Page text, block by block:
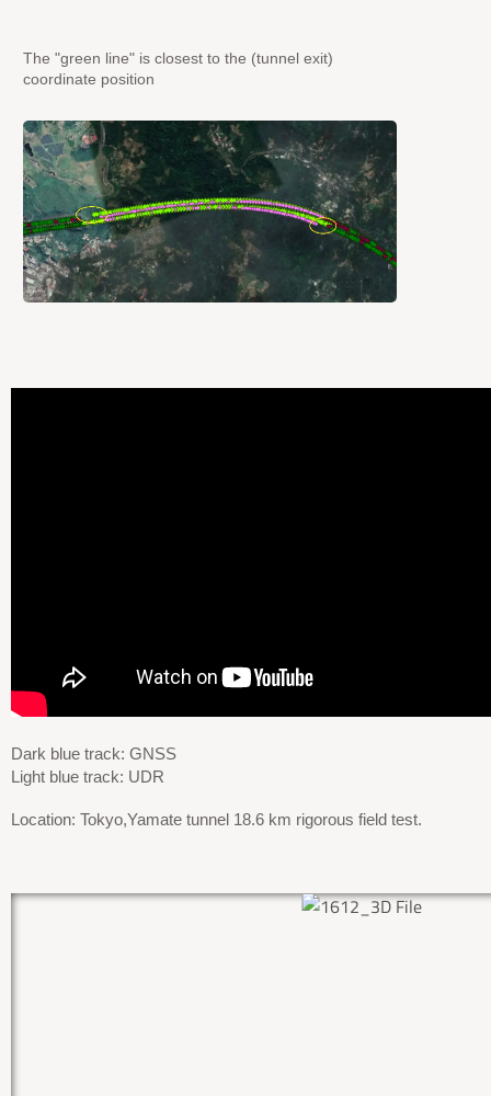
The "green line" is closest to the (tunnel exit)
coordinate position
Dark blue track: GNSS
Light blue track: UDR
Location: Tokyo,Yamate tunnel 18.6 km rigorous field test.